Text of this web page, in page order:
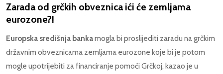
Zarada od grčkih obveznica ići će zemljama
eurozone?!
Europska središnja bankamogla bi proslijediti zaradu na grčkim
državnim obveznicama zemljama eurozone koje bi je potom
mogle upotrijebiti za financiranje pomoći Grčkoj, kazao je u